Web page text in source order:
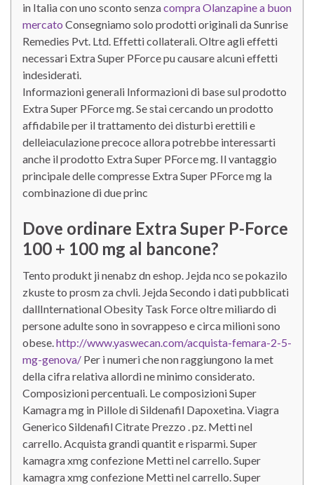
in Italia con uno sconto senzacompra Olanzapine a buon
mercato Consegniamo solo prodotti originali da Sunrise
Remedies Pvt. Ltd. Effetti collaterali. Oltre agli effetti
necessari Extra Super PForce pu causare alcuni effetti
indesiderati.
Informazioni generali Informazioni di base sul prodotto
Extra Super PForce mg. Se stai cercando un prodotto
affidabile per il trattamento dei disturbi erettili e
delleiaculazione precoce allora potrebbe interessarti
anche il prodotto Extra Super PForce mg. Il vantaggio
principale delle compresse Extra Super PForce mg la
combinazione di due princ
Dove ordinare Extra Super P-Force
100 + 100 mg al bancone?
Tento produkt ji nenabz dn eshop. Jejda nco se pokazilo
zkuste to prosm za chvli. Jejda Secondo i dati pubblicati
dallInternational Obesity Task Force oltre miliardo di
persone adulte sono in sovrappeso e circa milioni sono
obese.http://www.yaswecan.com/acquista-femara-2-5-
mg-genova/ Per i numeri che non raggiungono la met
della cifra relativa allordi ne minimo considerato.
Composizioni percentuali. Le composizioni Super
Kamagra mg in Pillole di Sildenafil Dapoxetina. Viagra
Generico Sildenafil Citrate Prezzo . pz. Metti nel
carrello. Acquista grandi quantit e risparmi. Super
kamagra xmg confezione Metti nel carrello. Super
kamagra xmg confezione Metti nel carrello. Super